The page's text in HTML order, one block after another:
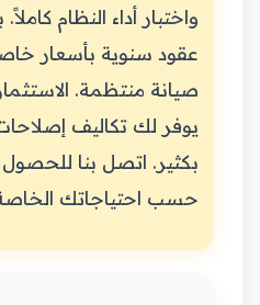
واختبار أداء النظام
عقود سنوية بأسعار
صيانة منتظمة.
يوفر لك تكاليف
بكثير. اتصل بنا
حسب احتياجاتك